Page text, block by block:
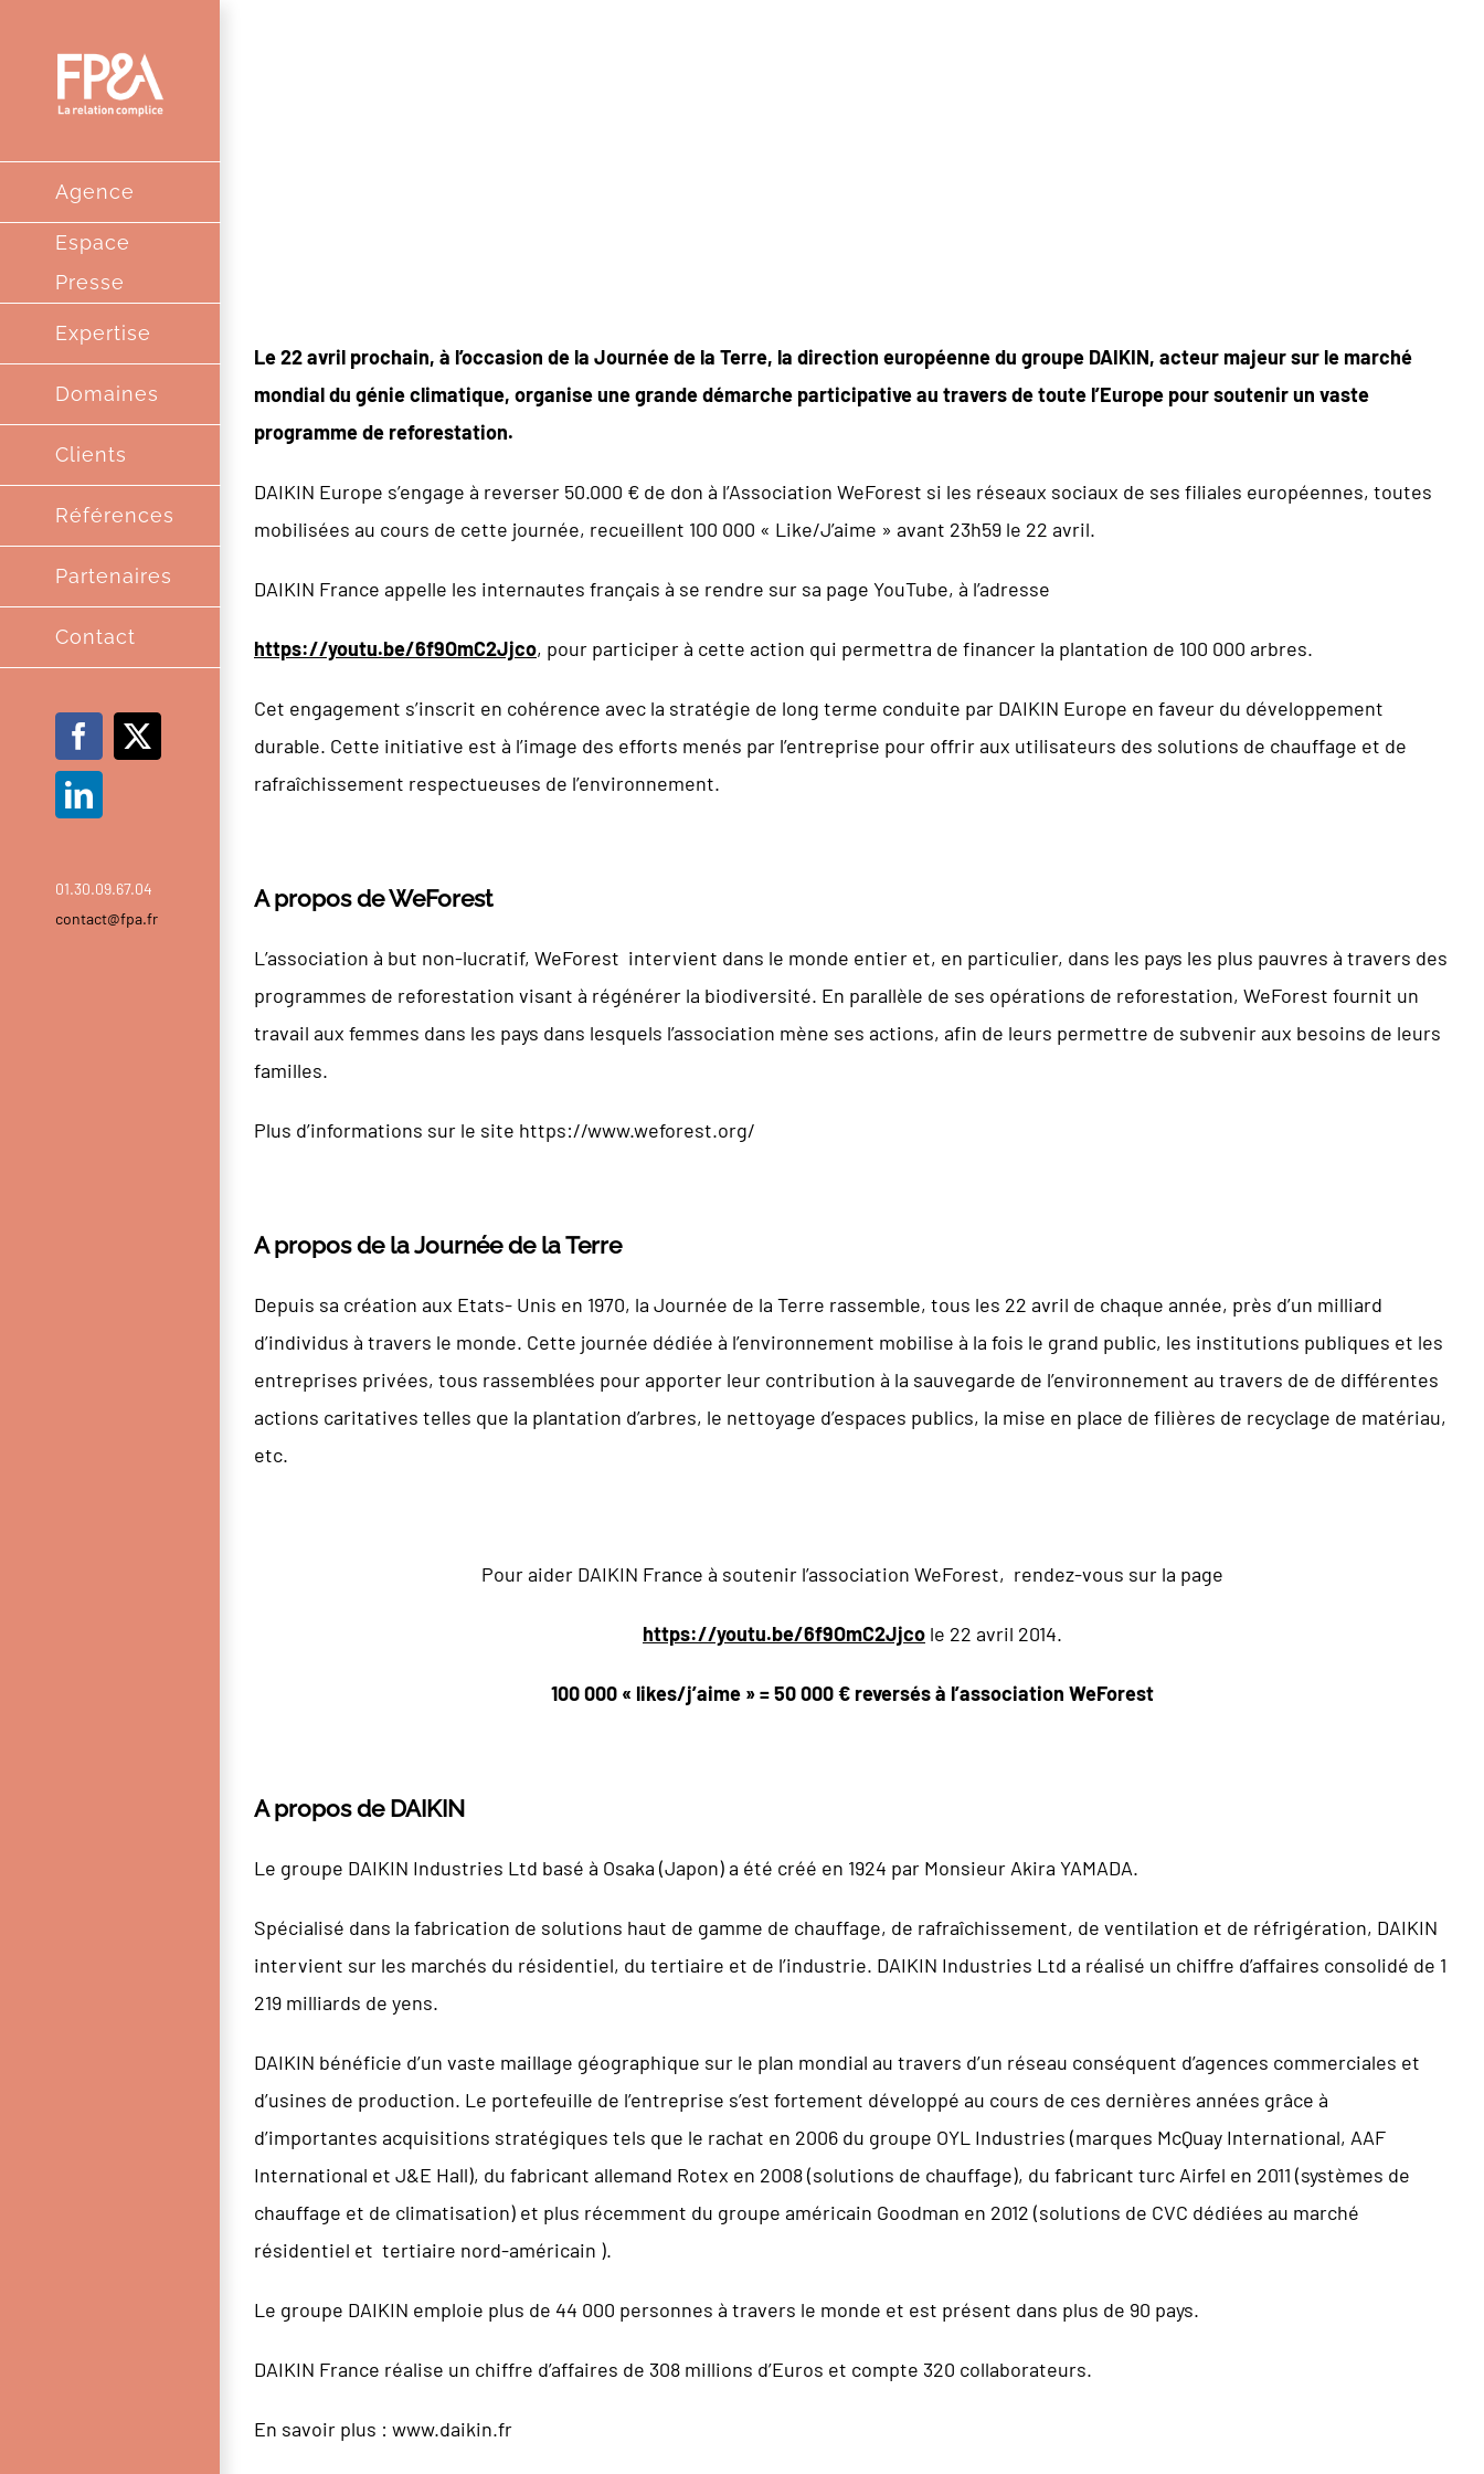
contenu
Agence
Espace
Presse
Expertise
Domaines
Clients
Références
Partenaires
Contact
Facebook
X
LinkedIn
01.30.09.67.04
contact@fpa.fr
Le 22 avril prochain, à l’occasion de la Journée de la Terre, la direction européenne du groupe DAIKIN, acteur majeur sur le marché
mondial du génie climatique, organise une grande démarche participative au travers de toute l’Europe pour soutenir un vaste
programme de reforestation.
DAIKIN Europe s’engage à reverser 50.000 € de don à l’Association WeForest si les réseaux sociaux de ses filiales européennes, toutes
mobilisées au cours de cette journée, recueillent 100 000 « Like/J’aime » avant 23h59 le 22 avril.
DAIKIN France appelle les internautes français à se rendre sur sa page YouTube, à l’adresse
https://youtu.be/6f9OmC2Jjco, pour participer à cette action qui permettra de financer la plantation de 100 000 arbres.
Cet engagement s’inscrit en cohérence avec la stratégie de long terme conduite par DAIKIN Europe en faveur du développement
durable. Cette initiative est à l’image des efforts menés par l’entreprise pour offrir aux utilisateurs des solutions de chauffage et de
rafraîchissement respectueuses de l’environnement.
A propos de WeForest
L’association à but non-lucratif, WeForest intervient dans le monde entier et, en particulier, dans les pays les plus pauvres à travers des
programmes de reforestation visant à régénérer la biodiversité. En parallèle de ses opérations de reforestation, WeForest fournit un
travail aux femmes dans les pays dans lesquels l’association mène ses actions, afin de leurs permettre de subvenir aux besoins de leurs
familles.
Plus d’informations sur le site https://www.weforest.org/
A propos de la Journée de la Terre
Depuis sa création aux Etats- Unis en 1970, la Journée de la Terre rassemble, tous les 22 avril de chaque année, près d’un milliard
d’individus à travers le monde. Cette journée dédiée à l’environnement mobilise à la fois le grand public, les institutions publiques et les
entreprises privées, tous rassemblées pour apporter leur contribution à la sauvegarde de l’environnement au travers de de différentes
actions caritatives telles que la plantation d’arbres, le nettoyage d’espaces publics, la mise en place de filières de recyclage de matériau,
etc.
Pour aider DAIKIN France à soutenir l’association WeForest, rendez-vous sur la page
https://youtu.be/6f9OmC2Jjco le 22 avril 2014.
100000 « likes/j’aime » = 50000 € reversés à l’association WeForest
A propos de DAIKIN
Le groupe DAIKIN Industries Ltd basé à Osaka (Japon) a été créé en 1924 par Monsieur Akira YAMADA.
Spécialisé dans la fabrication de solutions haut de gamme de chauffage, de rafraîchissement, de ventilation et de réfrigération, DAIKIN
intervient sur les marchés du résidentiel, du tertiaire et de l’industrie. DAIKIN Industries Ltd a réalisé un chiffre d’affaires consolidé de 1
219 milliards de yens.
DAIKIN bénéficie d’un vaste maillage géographique sur le plan mondial au travers d’un réseau conséquent d’agences commerciales et
d’usines de production. Le portefeuille de l’entreprise s’est fortement développé au cours de ces dernières années grâce à
d’importantes acquisitions stratégiques tels que le rachat en 2006 du groupe OYL Industries (marques McQuay International, AAF
International et J&E Hall), du fabricant allemand Rotex en 2008 (solutions de chauffage), du fabricant turc Airfel en 2011 (systèmes de
chauffage et de climatisation) et plus récemment du groupe américain Goodman en 2012 (solutions de CVC dédiées au marché
résidentiel et tertiaire nord-américain ).
Le groupe DAIKIN emploie plus de 44 000 personnes à travers le monde et est présent dans plus de 90 pays.
DAIKIN France réalise un chiffre d’affaires de 308 millions d’Euros et compte 320 collaborateurs.
En savoir plus : www.daikin.fr